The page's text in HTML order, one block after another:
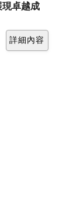
現卓越成
詳細內容